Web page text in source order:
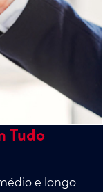
Tudo
e longo